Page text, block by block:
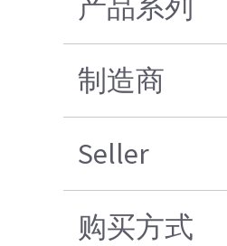
制造商
Seller
购买方式